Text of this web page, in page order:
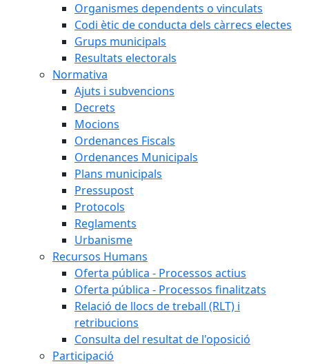
Organismes dependents o vinculats
Codi ètic de conducta dels càrrecs electes
Grups municipals
Resultats electorals
Normativa
Ajuts i subvencions
Decrets
Mocions
Ordenances Fiscals
Ordenances Municipals
Plans municipals
Pressupost
Protocols
Reglaments
Urbanisme
Recursos Humans
Oferta pública - Processos actius
Oferta pública - Processos finalitzats
Relació de llocs de treball (RLT) i
retribucions
Consulta del resultat de l'oposició
Participació